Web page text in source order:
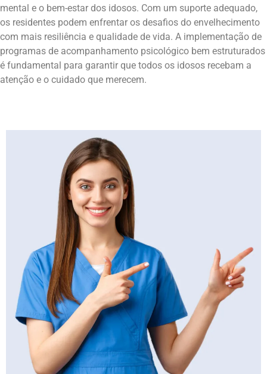
mental e o bem-estar dos idosos. Com um suporte adequado,
os residentes podem enfrentar os desafios do envelhecimento
com mais resiliência e qualidade de vida. A implementação de
programas de acompanhamento psicológico bem estruturados
é fundamental para garantir que todos os idosos recebam a
atenção e o cuidado que merecem.